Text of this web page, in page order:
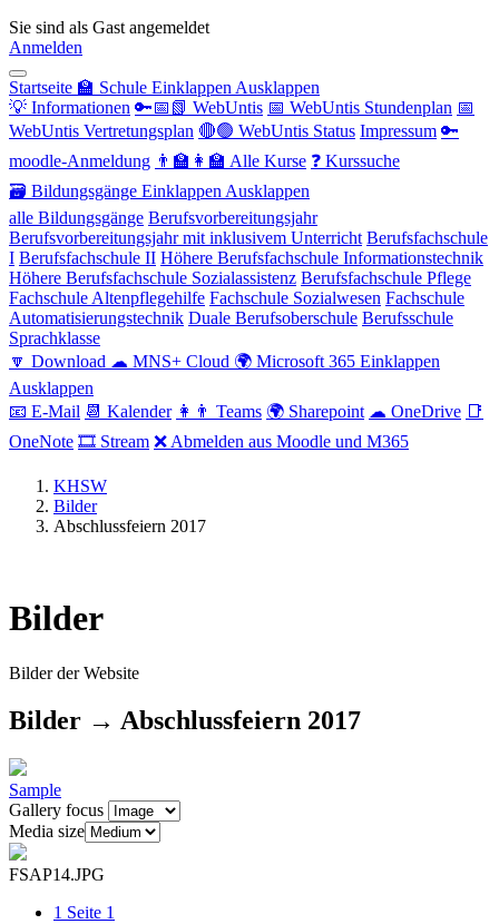
Sie sind als Gast angemeldet
Anmelden
Startseite 🏫 Schule Einklappen Ausklappen
💡 Informationen 🔑📅📗 WebUntis 📅 WebUntis Stundenplan 📅
WebUntis Vertretungsplan 🔴🟢 WebUntis Status Impressum 🔑
moodle-Anmeldung 👨‍🏫👩‍🏫 Alle Kurse ❓ Kurssuche
🗃 Bildungsgänge Einklappen Ausklappen
alle Bildungsgänge Berufsvorbereitungsjahr
Berufsvorbereitungsjahr mit inklusivem Unterricht Berufsfachschule
I Berufsfachschule II Höhere Berufsfachschule Informationstechnik
Höhere Berufsfachschule Sozialassistenz Berufsfachschule Pflege
Fachschule Altenpflegehilfe Fachschule Sozialwesen Fachschule
Automatisierungstechnik Duale Berufsoberschule Berufsschule
Sprachklasse
🔽 Download ☁ MNS+ Cloud 🌍 Microsoft 365 Einklappen
Ausklappen
📧 E-Mail 📆 Kalender 👩👨 Teams 🌍 Sharepoint ☁ OneDrive 📑
OneNote 🎞 Stream ❌ Abmelden aus Moodle und M365
KHSW
Bilder
Abschlussfeiern 2017
Bilder
Bilder der Website
Bilder → Abschlussfeiern 2017
Sample
Gallery focus
Media size
FSAP14.JPG
1 Seite 1